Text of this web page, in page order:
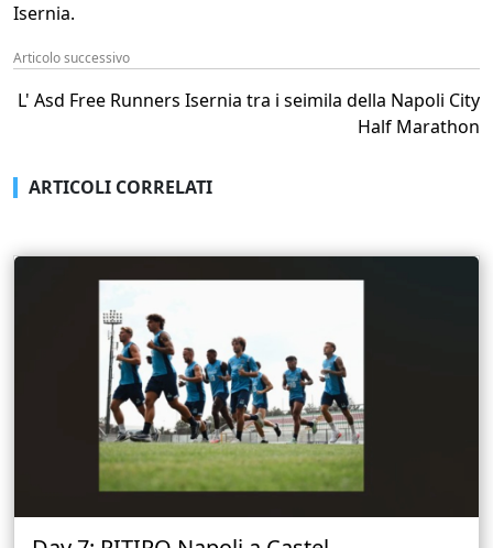
Isernia.
Articolo successivo
L' Asd Free Runners Isernia tra i seimila della Napoli City
Half Marathon
ARTICOLI CORRELATI